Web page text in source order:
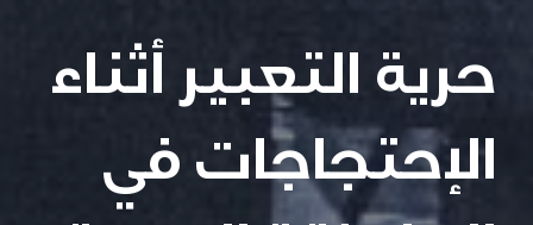
حرية التعبير أثناء
الإحتجاجات في